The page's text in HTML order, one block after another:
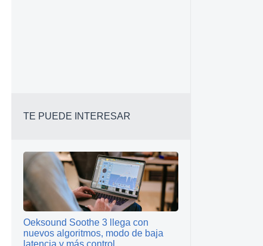
TE PUEDE INTERESAR
Oeksound Soothe 3 llega con
nuevos algoritmos, modo de baja
latencia y más control